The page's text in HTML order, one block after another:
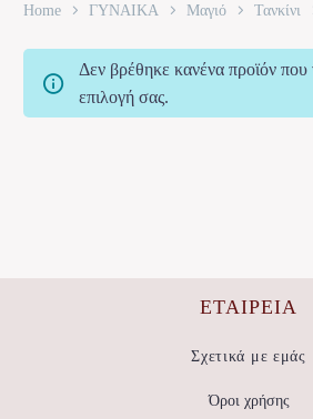
Home ΓΥΝΑΙΚΑ Μαγιό Τανκίνι
Δεν βρέθηκε κανένα προϊόν που
επιλογή σας.
ΕΤΑΙΡΕΊΑ
Σχετικά με εμάς
Όροι χρήσης